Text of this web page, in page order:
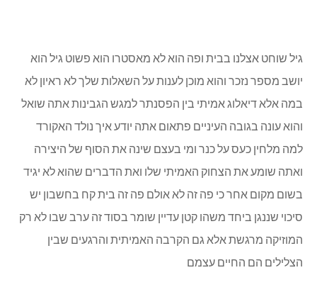
גיל שוחט אצלנו בבית ופה הוא לא מאסטרו הוא פשוט גיל הוא
יושב מספר נזכר והוא מוכן לענות על השאלות שלך לא ראיון לא
במה אלא דיאלוג אמיתי בין הפסנתר למגש הגבינות אתה שואל
והוא עונה בגובה העיניים פתאום אתה יודע איך נולד האקורד
למה מלחין כעס על כנר ומי בעצם שינה את הסוף של היצירה
ואתה שומע את הצחוק האמיתי שלו ואת הדברים שהוא לא יגיד
בשום מקום אחר כי פה זה לא אולם פה זה בית קח בחשבון יש
סיכוי שננגן ביחד משהו קטן עדיין שומר בסוד זה ערב שבו לא רק
המוזיקה מרגשת אלא גם הקרבה האמיתית והרגעים שבין
הצלילים הם החיים עצמם